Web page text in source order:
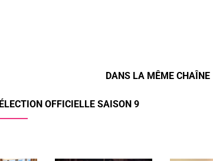
DANS LA MÊME CHAÎNE
OFFICIELLE SAISON 9